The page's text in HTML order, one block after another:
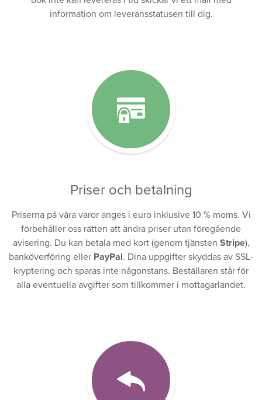
information om leveransstatusen till dig.
Priser och betalning
Priserna på våra varor anges i euro inklusive 10 % moms. Vi
förbehåller oss rätten att ändra priser utan föregående
avisering. Du kan betala med kort (genom tjänsten Stripe),
banköverföring eller PayPal. Dina uppgifter skyddas av SSL-
kryptering och sparas inte någonstans. Beställaren står för
alla eventuella avgifter som tillkommer i mottagarlandet.